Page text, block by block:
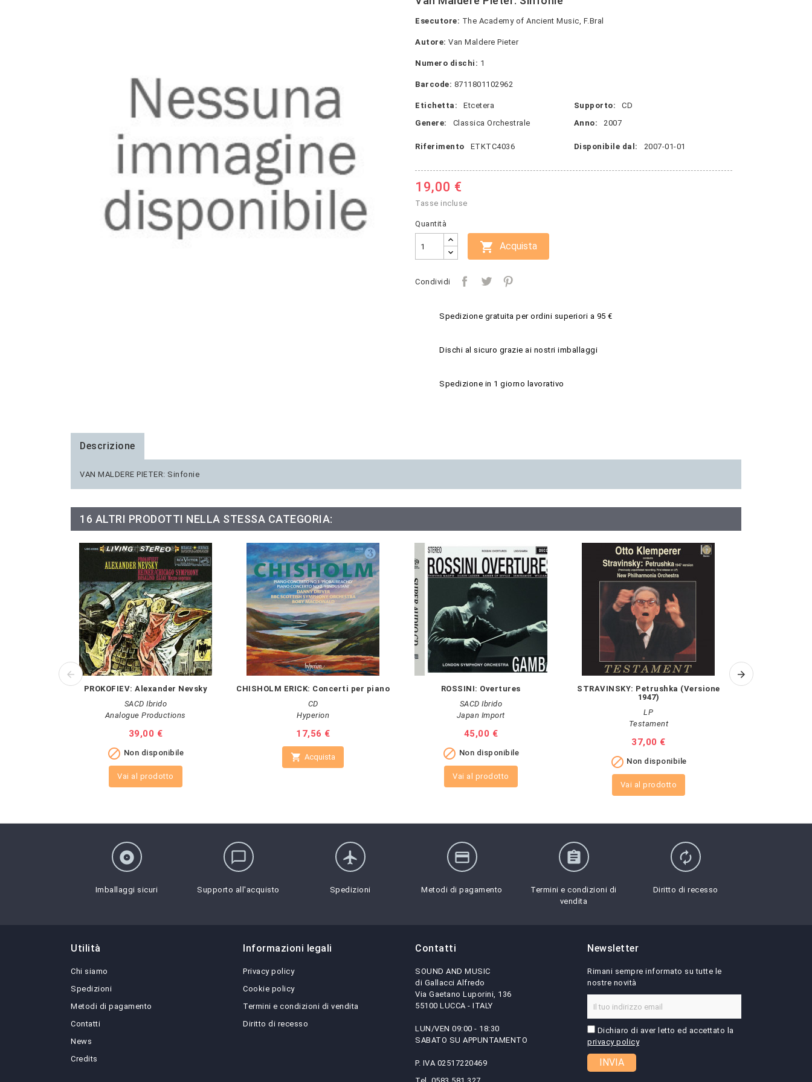
Esecutore: The Academy of Ancient Music, F.Bral
Autore: Van Maldere Pieter
Numero dischi: 1
Barcode: 8711801102962
Etichetta: Etcetera Supporto:
CD
Genere:
Classica Orchestrale Anno: 2007
Riferimento ETKTC4036 Disponibile dal: 2007-01-01
19,00 €
Tasse incluse
Quantità
 Acquista
Condividi
Spedizione gratuita per ordini superiori a 95 €
Dischi al sicuro grazie ai nostri imballaggi
Spedizione in 1 giorno lavorativo
Descrizione
VAN MALDERE PIETER: Sinfonie
16 ALTRI PRODOTTI NELLA STESSA CATEGORIA:
PROKOFIEV: Alexander Nevsky
SACD Ibrido
Analogue Productions
Prezzo
39,00 €
 Non disponibile
Vai al prodotto
CHISHOLM ERICK: Concerti per piano
CD
Hyperion
Prezzo
17,56 €
 Acquista
ROSSINI: Overtures
SACD Ibrido
Japan Import
Prezzo
45,00 €
 Non disponibile
Vai al prodotto
STRAVINSKY: Petrushka (Versione
1947)
LP
Testament
Prezzo
37,00 €
 Non disponibile
Vai al prodotto
album
Imballaggi sicuri
chat_bubble_outline
Supporto all'acquisto
flight
Spedizioni
credit_card
Metodi di pagamento
assignment
Termini e condizioni di
vendita
autorenew
Diritto di recesso
Utilità
Chi siamo
Spedizioni
Metodi di pagamento
Contatti
News
Credits
Informazioni legali
Privacy policy
Cookie policy
Termini e condizioni di vendita
Diritto di recesso
Contatti
SOUND AND MUSIC
di Gallacci Alfredo
Via Gaetano Luporini, 136
55100 LUCCA - ITALY
LUN/VEN 09:00 - 18:30
SABATO SU APPUNTAMENTO
P. IVA 02517220469
Newsletter
Rimani sempre informato su tutte le
nostre novità
Dichiaro di aver letto ed accettato la
privacy policy
INVIA